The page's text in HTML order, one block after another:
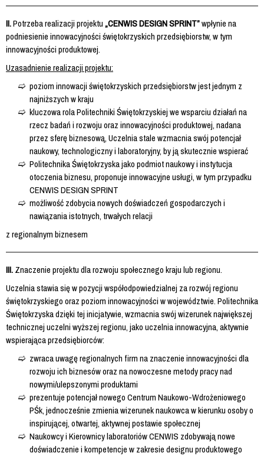
II.Potrzeba realizacji projektu„CENWIS DESIGN SPRINT”wpłynie na
podniesienie innowacyjności świętokrzyskich przedsiębiorstw, w tym
innowacyjności produktowej.
Uzasadnienie realizacji projektu:
poziom innowacji świętokrzyskich przedsiębiorstw jest jednym z
najniższych w kraju
kluczowa rola Politechniki Świętokrzyskiej we wsparciu działań na
rzecz badań i rozwoju oraz innowacyjności produktowej, nadana
przez sferę biznesową, Uczelnia stale wzmacnia swój potencjał
naukowy, technologiczny i laboratoryjny, by ją skutecznie wspierać
Politechnika Świętokrzyska jako podmiot naukowy i instytucja
otoczenia biznesu, proponuje innowacyjne usługi, w tym przypadku
CENWIS DESIGN SPRINT
możliwość zdobycia nowych doświadczeń gospodarczych i
nawiązania istotnych, trwałych relacji
z regionalnym biznesem
III.Znaczenie projektu dla rozwoju społecznego kraju lub regionu.
Uczelnia stawia się w pozycji współodpowiedzialnej za rozwój regionu
świętokrzyskiego oraz poziom innowacyjności w województwie. Politechnika
Świętokrzyska dzięki tej inicjatywie, wzmacnia swój wizerunek największej
technicznej uczelni wyższej regionu, jako uczelnia innowacyjna, aktywnie
wspierająca przedsiębiorców:
zwraca uwagę regionalnych firm na znaczenie innowacyjności dla
rozwoju ich biznesów oraz na nowoczesne metody pracy nad
nowymi/ulepszonymi produktami
prezentuje potencjał nowego Centrum Naukowo-Wdrożeniowego
PŚk, jednocześnie zmienia wizerunek naukowca w kierunku osoby o
inspirującej, otwartej, aktywnej postawie społecznej
Naukowcy i Kierownicy laboratoriów CENWIS zdobywają nowe
doświadczenie i kompetencje w zakresie designu produktowego